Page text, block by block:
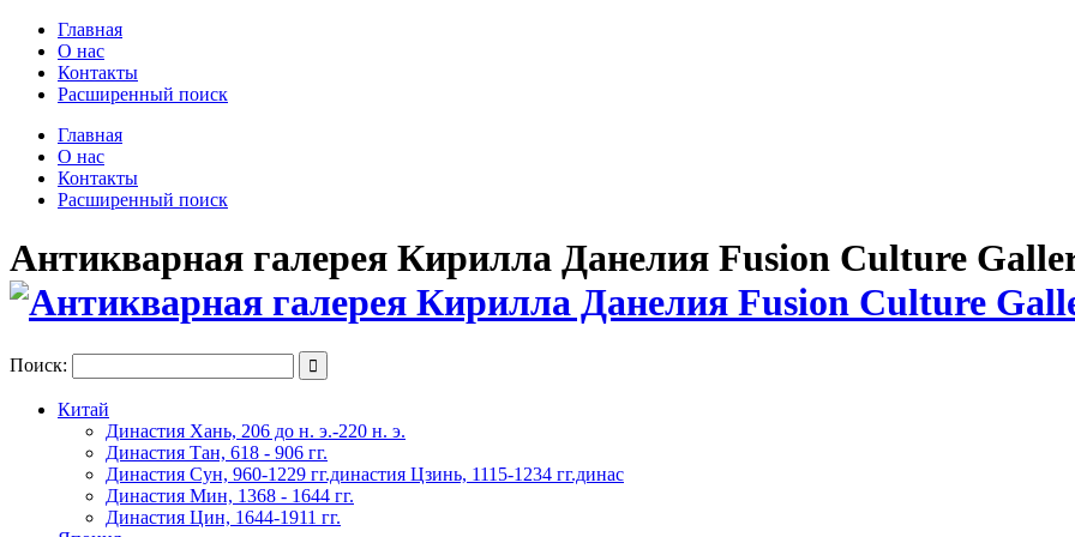
Главная
О нас
Контакты
Расширенный поиск
Главная
О нас
Контакты
Расширенный поиск
Антикварная галерея Кирилла Данелия Fusion Culture
Поиск: 
Китай
Династия Хань, 206 до н. э.-220 н. э.
Династия Тан, 618 - 906 гг.
Династия Сун, 960-1229 гг.династия Цзинь, 1115-1234 гг.динас
Династия Мин, 1368 - 1644 гг.
Династия Цин, 1644-1911 гг.